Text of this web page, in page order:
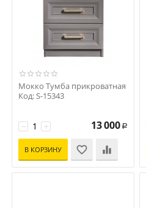
Мокко Тумба прикроватная
Код: S-15343
+
− 13 000 Р
В КОРЗИНУ